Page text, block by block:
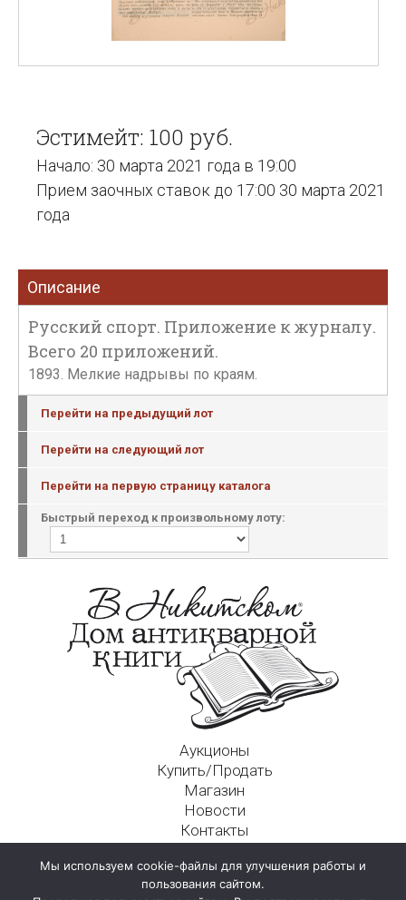
Эстимейт: 100 руб.
Начало: 30 марта 2021 года в 19:00
Прием заочных ставок до 17:00 30 марта 2021
года
Описание
Русский спорт. Приложение к журналу.
Всего 20 приложений.
1893. Мелкие надрывы по краям.
Перейти на предыдущий лот
Перейти на следующий лот
Перейти на первую страницу каталога
Быстрый переход к произвольному лоту:
Аукционы
Купить/Продать
Магазин
Новости
Контакты
125009, г. Москва, Никитский пер., д. 4а, стр. 1
Мы используем cookie-файлы для улучшения работы и
пользования сайтом.